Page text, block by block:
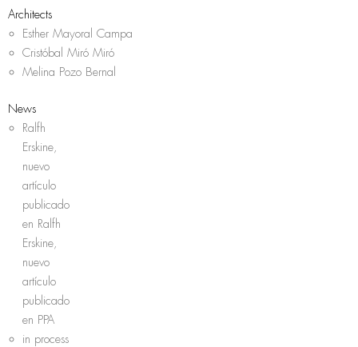
Architects
Esther Mayoral Campa
Cristóbal Miró Miró
Melina Pozo Bernal
News
Ralfh
Erskine,
nuevo
artículo
publicado
en Ralfh
Erskine,
nuevo
artículo
publicado
en PPA
in process